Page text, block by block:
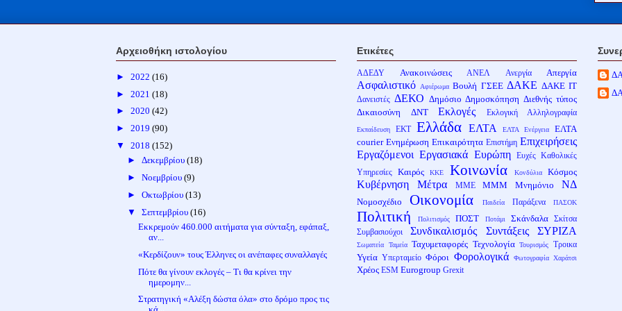
Αρχειοθήκη ιστολογίου
► 2022 (16)
► 2021 (18)
► 2020 (42)
► 2019 (90)
▼ 2018 (152)
► Δεκεμβρίου (18)
► Νοεμβρίου (9)
► Οκτωβρίου (13)
▼ Σεπτεμβρίου (16)
Εκκρεμούν 460.000 αιτήματα για σύνταξη, εφάπαξ,
αν...
«Κερδίζουν» τους Έλληνες οι ανέπαφες συναλλαγές
Πότε θα γίνουν εκλογές – Τι θα κρίνει την
ημερομην...
Στρατηγική «Αλέξη δώστα όλα» στο δρόμο προς τις
Ετικέτες
ΑΔΕΔΥ Ανακοινώσεις ΑΝΕΛ Ανεργία Απεργία
Ασφαλιστικό Αφιέρωμα Βουλή ΓΣΕΕ ΔΑΚΕ ΔΑΚΕ ΙΤ
Δανειστές ΔΕΚΟ Δημόσιο Δημοσκόπηση Διεθνής τύπος
Δικαιοσύνη
ΔΝΤ Εκλογές Εκλογική Αλληλογραφία
Εκπαίδευση ΕΚΤ Ελλάδα ΕΛΤΑ ΕΛΤΑ Ενέργεια
ΕΛΤΑ
courier Ενημέρωση Επικαιρότητα Επιστήμη Επιχειρήσεις
Εργαζόμενοι Εργασιακά Ευρώπη Ευχές Καθολικές
Υπηρεσίες
Καιρός ΚΚΕ Κοινωνία Κονδύλια Κόσμος
Κυβέρνηση Μέτρα ΜΜΕ ΜΜΜ Μνημόνιο ΝΔ
Νομοσχέδιο Οικονομία Παιδεία Παράξενα ΠΑΣΟΚ
Πολιτική Πολιτισμός ΠΟΣΤ Ποτάμι Σκάνδαλα
Σκίτσα
Συμβασιούχοι
Συνδικαλισμός Συντάξεις ΣΥΡΙΖΑ
Σωματεία Ταμεία Ταχυμεταφορές Τεχνολογία Τουρισμός Τροικα
Υγεία Υπερταμείο Φόροι Φορολογικά Φωτογραφία Χαράτσι
Χρέος ESM Eurogroup Grexit